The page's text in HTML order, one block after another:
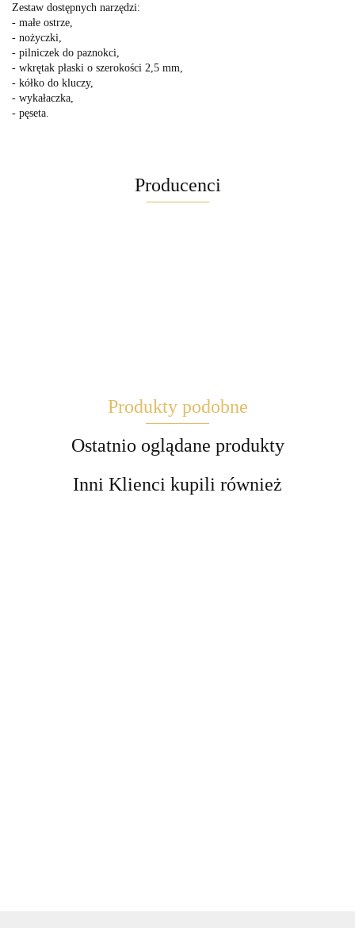
Zestaw dostępnych narzędzi:
- małe ostrze,
- nożyczki,
- pilniczek do paznokci,
- wkrętak płaski o szerokości 2,5 mm,
- kółko do kluczy,
- wykałaczka,
- pęseta.
Producenci
Brite
Produkty podobne
Ostatnio oglądane produkty
Inni Klienci kupili również